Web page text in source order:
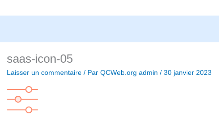
saas-icon-05
Laisser un commentaire / Par QCWeb.org admin / 30 janvier 2023